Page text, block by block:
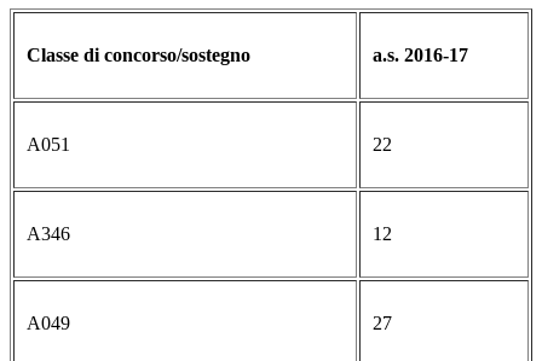
Classe di concorso/sostegno a.s. 2016-17
A051 22
A346 12
A049 27